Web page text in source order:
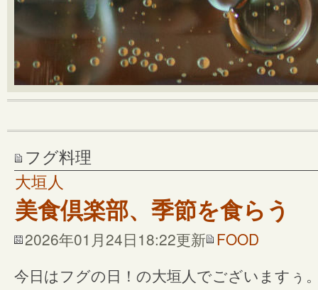
フグ料理
大垣人
美食倶楽部、季節を食らう
2026年01月24日18:22更新 FOOD
今日はフグの日！の大垣人でございますぅ